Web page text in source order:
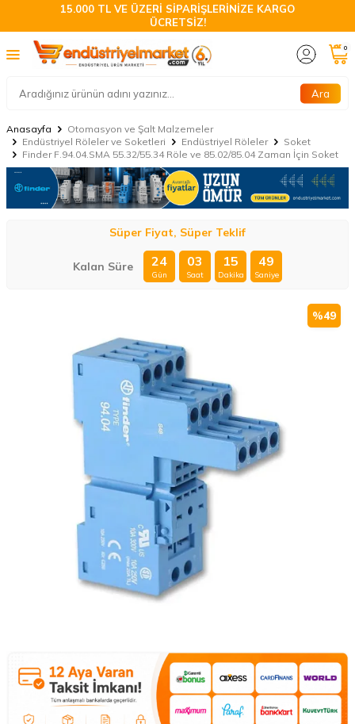
15.000 TL VE ÜZERİ SİPARİŞLERİNİZE KARGO
ÜCRETSİZ!
Ara
0
Anasayfa
Otomasyon ve Şalt Malzemeler
Endüstriyel Röleler ve Soketleri
Endüstriyel Röleler
Soket
Finder F.94.04.SMA 55.32/55.34 Röle ve 85.02/85.04 Zaman İçin Soket
Süper Fiyat, Süper Teklif
Kalan Süre 24
Gün
03
Saat
15
Dakika
48
Saniye
%49